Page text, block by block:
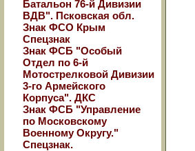
Батальон 76-й Дивизии
ВДВ". Псковская обл.
Знак ФСО Крым
Спецзнак
Знак ФСБ "Особый
Отдел по 6-й
Мотострелковой Дивизии
3-го Армейского
Корпуса". ДКС
Знак ФСБ "Управление
по Московскому
Военному Округу."
Спецзнак.